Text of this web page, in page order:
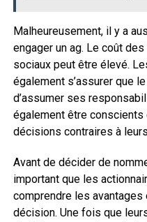
Malheureusement, il y a
engager un ag. Le coût
sociaux peut être élevé.
également s’assurer que
d’assumer ses
également être conscients
décisions contraires à
Avant de décider de
important que les
comprendre les
décision. Une fois que